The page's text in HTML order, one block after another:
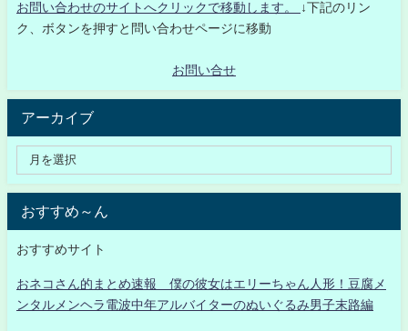
お問い合わせのサイトへクリックで移動します。
↓下記のリン
ク、ボタンを押すと問い合わせページに移動
お問い合せ
アーカイブ
おすすめ～ん
おすすめサイト
おネコさん的まとめ速報 僕の彼女はエリーちゃん人形！豆腐メ
ンタルメンヘラ電波中年アルバイターのぬいぐるみ男子末路編